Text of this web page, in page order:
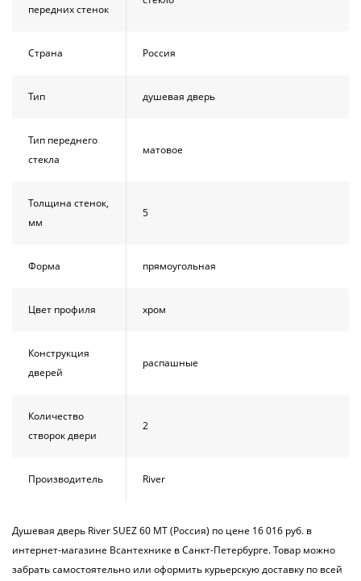
передних стенок
Страна Россия
Тип душевая дверь
Тип переднего
стекла
матовое
Толщина стенок,
мм
5
Форма прямоугольная
Цвет профиля хром
Конструкция
дверей
распашные
Количество
створок двери
2
Производитель River
Душевая дверь River SUEZ 60 MT (Россия) по цене 16 016 руб. в
интернет-магазине Всантехнике в Санкт-Петербурге. Товар можно
забрать самостоятельно или оформить курьерскую доставку по всей